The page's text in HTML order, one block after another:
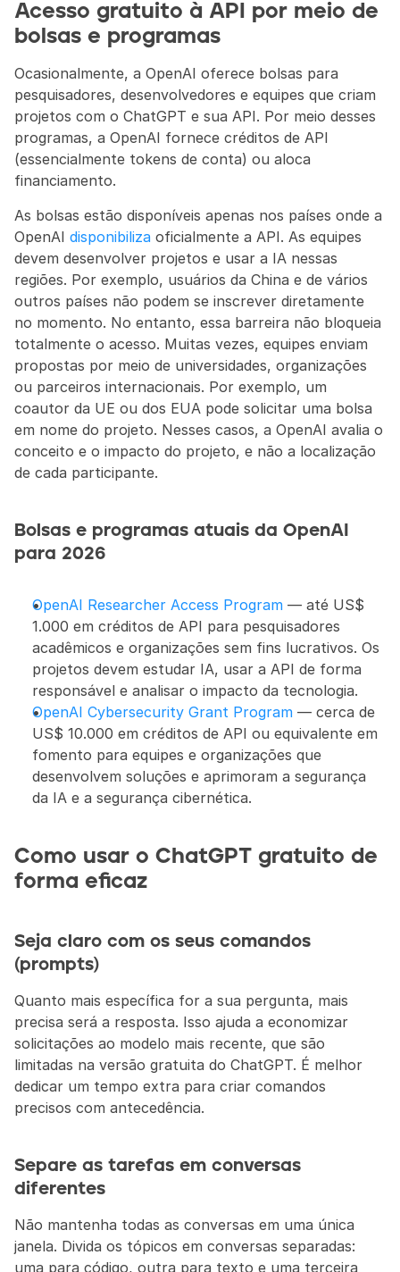
Acesso gratuito à API por meio de
bolsas e programas
Ocasionalmente, a OpenAI oferece bolsas para
pesquisadores, desenvolvedores e equipes que criam
projetos com o ChatGPT e sua API. Por meio desses
programas, a OpenAI fornece créditos de API
(essencialmente tokens de conta) ou aloca
financiamento.
As bolsas estão disponíveis apenas nos países onde a
OpenAI disponibiliza oficialmente a API. As equipes
devem desenvolver projetos e usar a IA nessas
regiões. Por exemplo, usuários da China e de vários
outros países não podem se inscrever diretamente
no momento. No entanto, essa barreira não bloqueia
totalmente o acesso. Muitas vezes, equipes enviam
propostas por meio de universidades, organizações
ou parceiros internacionais. Por exemplo, um
coautor da UE ou dos EUA pode solicitar uma bolsa
em nome do projeto. Nesses casos, a OpenAI avalia o
conceito e o impacto do projeto, e não a localização
de cada participante.
Bolsas e programas atuais da OpenAI
para 2026
OpenAI Researcher Access Program — até US$
1.000 em créditos de API para pesquisadores
acadêmicos e organizações sem fins lucrativos. Os
projetos devem estudar IA, usar a API de forma
responsável e analisar o impacto da tecnologia.
OpenAI Cybersecurity Grant Program — cerca de
US$ 10.000 em créditos de API ou equivalente em
fomento para equipes e organizações que
desenvolvem soluções e aprimoram a segurança
da IA e a segurança cibernética.
Como usar o ChatGPT gratuito de
forma eficaz
Seja claro com os seus comandos
(prompts)
Quanto mais específica for a sua pergunta, mais
precisa será a resposta. Isso ajuda a economizar
solicitações ao modelo mais recente, que são
limitadas na versão gratuita do ChatGPT. É melhor
dedicar um tempo extra para criar comandos
precisos com antecedência.
Separe as tarefas em conversas
diferentes
Não mantenha todas as conversas em uma única
janela. Divida os tópicos em conversas separadas:
uma para código, outra para texto e uma terceira